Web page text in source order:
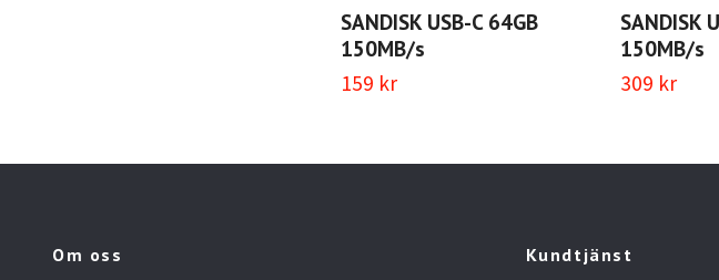
SANDISK USB-C 64GB
150MB/s
159 kr
SANDISK
150MB/s
309 kr
Om oss Kundtjänst